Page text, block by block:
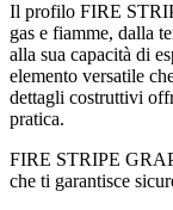
Il profilo FIRE
gas e fiamme, dalla
alla sua capacità di
elemento versatile
dettagli costruttivi
pratica.
FIRE STRIPE
che ti garantisce